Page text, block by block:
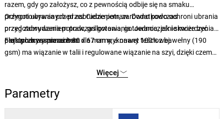
razem, gdy go założysz, co z pewnością odbije się na smaku
przygotowywanych przez Ciebie potraw. Dodatkowo ochroni ubrania
przed zabrudzeniem podczas gotowania. Jednocześnie może być
praktycznym prezentem dla mamy, a nawet teściowej.
Ochroni ubrania przed zabrudzeniem, zarówno podczas
przygotowywania potraw, grillowania, gotowania, jak i skwierczenia
oleju podczas smażenia.
Fartuch o wymiarach 80 x 67 cm wykonany 100% z bawełny (190
gsm) ma wiązanie w talii i regulowane wiązanie na szyi, dzięki czemu
maksymalnej temperaturze 40°C. Z uwagi na to, że wzór na fartuchu
nie jest nadrukowany, częste pranie nie spowoduje jego zużycia.
Więcej
Parametry